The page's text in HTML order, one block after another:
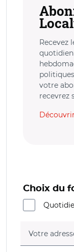
Recevez
votre
recevrez
Choix du
Votre